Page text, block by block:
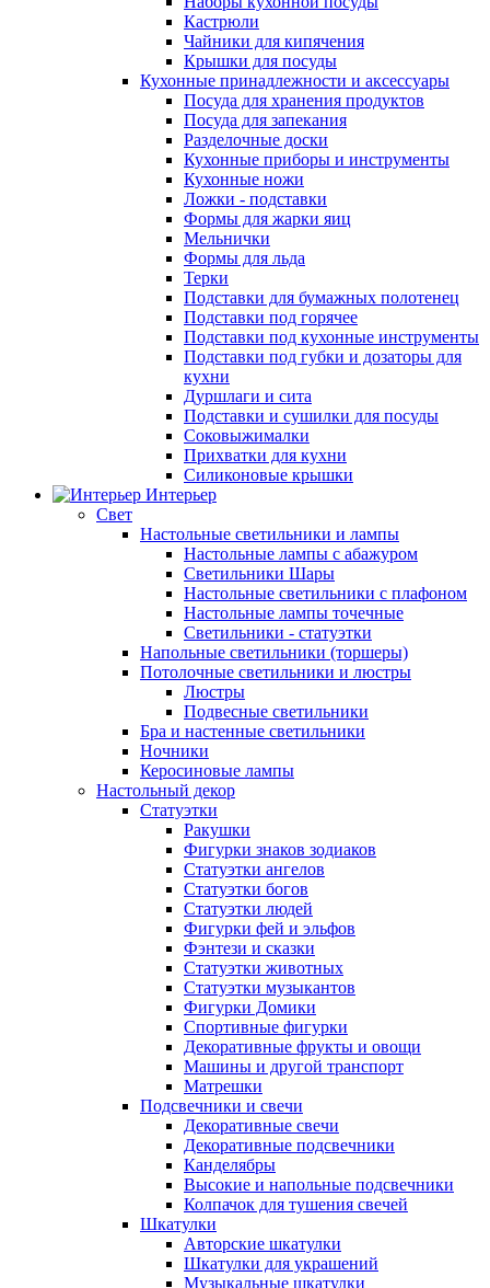
Кастрюли
Чайники для кипячения
Крышки для посуды
Кухонные принадлежности и аксессуары
Посуда для хранения продуктов
Посуда для запекания
Разделочные доски
Кухонные приборы и инструменты
Кухонные ножи
Ложки - подставки
Формы для жарки яиц
Мельнички
Формы для льда
Терки
Подставки для бумажных полотенец
Подставки под горячее
Подставки под кухонные инструменты
Подставки под губки и дозаторы для
кухни
Дуршлаги и сита
Подставки и сушилки для посуды
Соковыжималки
Прихватки для кухни
Силиконовые крышки
Интерьер
Свет
Настольные светильники и лампы
Настольные лампы с абажуром
Светильники Шары
Настольные светильники с плафоном
Настольные лампы точечные
Светильники - статуэтки
Напольные светильники (торшеры)
Потолочные светильники и люстры
Люстры
Подвесные светильники
Бра и настенные светильники
Ночники
Керосиновые лампы
Настольный декор
Статуэтки
Ракушки
Фигурки знаков зодиаков
Статуэтки ангелов
Статуэтки богов
Статуэтки людей
Фигурки фей и эльфов
Фэнтези и сказки
Статуэтки животных
Статуэтки музыкантов
Фигурки Домики
Спортивные фигурки
Декоративные фрукты и овощи
Машины и другой транспорт
Матрешки
Подсвечники и свечи
Декоративные свечи
Декоративные подсвечники
Канделябры
Высокие и напольные подсвечники
Колпачок для тушения свечей
Шкатулки
Авторские шкатулки
Шкатулки для украшений
Музыкальные шкатулки